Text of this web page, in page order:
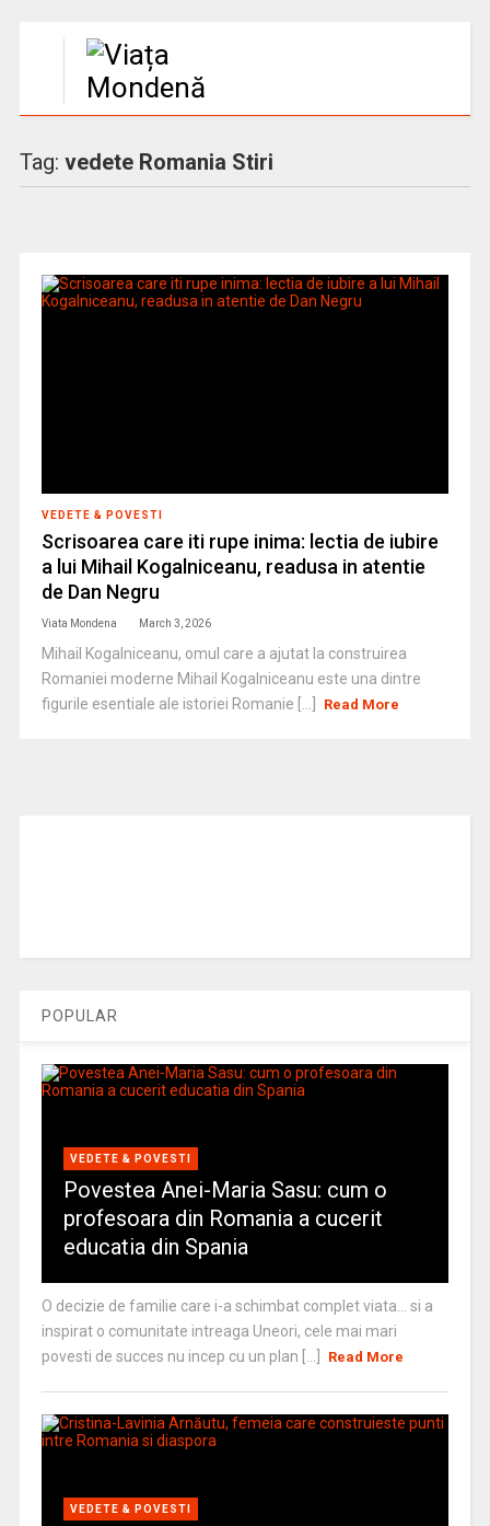
Tag: vedete Romania Stiri
VEDETE & POVESTI
Scrisoarea care iti rupe inima: lectia de iubire
a lui Mihail Kogalniceanu, readusa in atentie
de Dan Negru
Viata Mondena March 3, 2026
Mihail Kogalniceanu, omul care a ajutat la construirea
Romaniei moderne Mihail Kogalniceanu este una dintre
figurile esentiale ale istoriei Romanie [...]
Read More
POPULAR
VEDETE & POVESTI
Povestea Anei-Maria Sasu: cum o
profesoara din Romania a cucerit
educatia din Spania
O decizie de familie care i-a schimbat complet viata… si a
inspirat o comunitate intreaga Uneori, cele mai mari
povesti de succes nu incep cu un plan [...]
Read More
VEDETE & POVESTI